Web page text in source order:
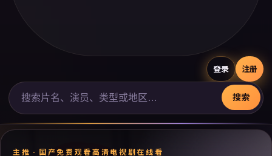
登录 注册
搜索
主推 · 国产免费观看高清电视剧在线看